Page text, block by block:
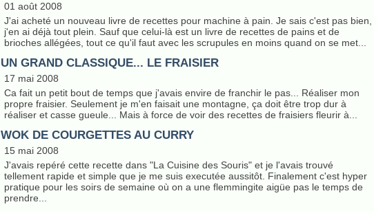
01 août 2008
J'ai acheté un nouveau livre de recettes pour machine à pain. Je sais c'est pas bien,
j'en ai déjà tout plein. Sauf que celui-là est un livre de recettes de pains et de
brioches allégées, tout ce qu'il faut avec les scrupules en moins quand on se met...
UN GRAND CLASSIQUE... LE FRAISIER
17 mai 2008
Ca fait un petit bout de temps que j'avais envire de franchir le pas... Réaliser mon
propre fraisier. Seulement je m'en faisait une montagne, ça doit être trop dur à
réaliser et casse gueule... Mais à force de voir des recettes de fraisiers fleurir à...
WOK DE COURGETTES AU CURRY
15 mai 2008
J'avais repéré cette recette dans "La Cuisine des Souris" et je l'avais trouvé
tellement rapide et simple que je me suis executée aussitôt. Finalement c'est hyper
pratique pour les soirs de semaine où on a une flemmingite aigüe pas le temps de
prendre...